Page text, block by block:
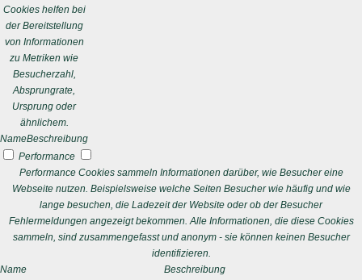
Cookies helfen bei
der Bereitstellung
von Informationen
zu Metriken wie
Besucherzahl,
Absprungrate,
Ursprung oder
ähnlichem.
NameBeschreibung
Performance
Performance Cookies sammeln Informationen darüber, wie Besucher eine
Webseite nutzen. Beispielsweise welche Seiten Besucher wie häufig und wie
lange besuchen, die Ladezeit der Website oder ob der Besucher
Fehlermeldungen angezeigt bekommen. Alle Informationen, die diese Cookies
sammeln, sind zusammengefasst und anonym - sie können keinen Besucher
identifizieren.
Name
Beschreibung